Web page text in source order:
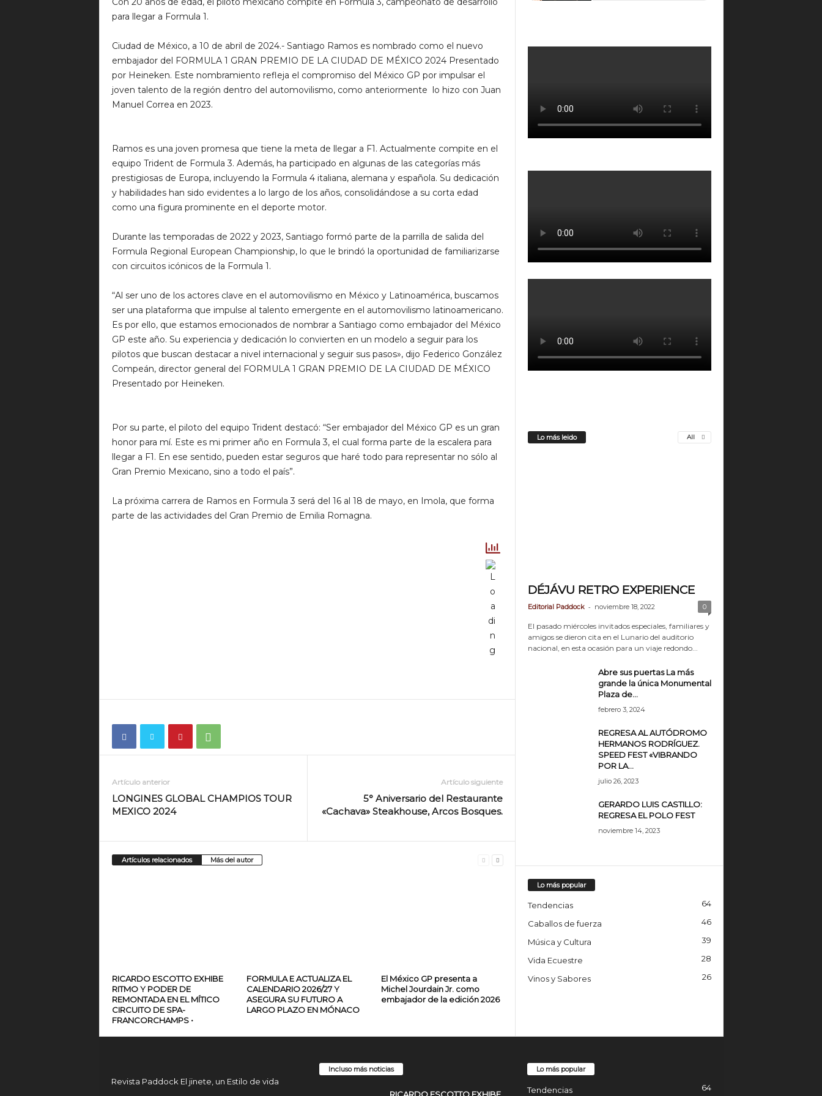
para llegar a Formula 1.
Ciudad de México, a 10 de abril de 2024.- Santiago Ramos es nombrado como el nuevo
embajador del FORMULA 1 GRAN PREMIO DE LA CIUDAD DE MÉXICO 2024 Presentado
por Heineken. Este nombramiento refleja el compromiso del México GP por impulsar el
joven talento de la región dentro del automovilismo, como anteriormente lo hizo con Juan
Manuel Correa en 2023.
Ramos es una joven promesa que tiene la meta de llegar a F1. Actualmente compite en el
equipo Trident de Formula 3. Además, ha participado en algunas de las categorías más
prestigiosas de Europa, incluyendo la Formula 4 italiana, alemana y española. Su dedicación
y habilidades han sido evidentes a lo largo de los años, consolidándose a su corta edad
como una figura prominente en el deporte motor.
Durante las temporadas de 2022 y 2023, Santiago formó parte de la parrilla de salida del
Formula Regional European Championship, lo que le brindó la oportunidad de familiarizarse
con circuitos icónicos de la Formula 1.
“Al ser uno de los actores clave en el automovilismo en México y Latinoamérica, buscamos
ser una plataforma que impulse al talento emergente en el automovilismo latinoamericano.
Es por ello, que estamos emocionados de nombrar a Santiago como embajador del México
GP este año. Su experiencia y dedicación lo convierten en un modelo a seguir para los
pilotos que buscan destacar a nivel internacional y seguir sus pasos», dijo Federico González
Compeán, director general del FORMULA 1 GRAN PREMIO DE LA CIUDAD DE MÉXICO
Presentado por Heineken.
Por su parte, el piloto del equipo Trident destacó: “Ser embajador del México GP es un gran
honor para mí. Este es mi primer año en Formula 3, el cual forma parte de la escalera para
llegar a F1. En ese sentido, pueden estar seguros que haré todo para representar no sólo al
Gran Premio Mexicano, sino a todo el país”.
La próxima carrera de Ramos en Formula 3 será del 16 al 18 de mayo, en Imola, que forma
parte de las actividades del Gran Premio de Emilia Romagna.
Artículo anterior
LONGINES GLOBAL CHAMPIOS TOUR
MEXICO 2024
Artículo siguiente
5° Aniversario del Restaurante
«Cachava» Steakhouse, Arcos Bosques.
Artículos relacionados Más del autor
RICARDO ESCOTTO EXHIBE
RITMO Y PODER DE
REMONTADA EN EL MÍTICO
CIRCUITO DE SPA-
FRANCORCHAMPS •
FORMULA E ACTUALIZA EL
CALENDARIO 2026/27 Y
ASEGURA SU FUTURO A
LARGO PLAZO EN MÓNACO
El México GP presenta a
Michel Jourdain Jr. como
embajador de la edición 2026
Lo más leido All
DÉJÁVU RETRO EXPERIENCE
Editorial Paddock - noviembre 18, 2022 0
El pasado miércoles invitados especiales, familiares y
amigos se dieron cita en el Lunario del auditorio
nacional, en esta ocasión para un viaje redondo...
Abre sus puertas La más
grande la única Monumental
Plaza de...
febrero 3, 2024
REGRESA AL AUTÓDROMO
HERMANOS RODRÍGUEZ.
SPEED FEST «VIBRANDO
POR LA...
julio 26, 2023
GERARDO LUIS CASTILLO:
REGRESA EL POLO FEST
noviembre 14, 2023
Lo más popular
Tendencias 64
Caballos de fuerza 46
Música y Cultura 39
Vida Ecuestre 28
Vinos y Sabores 26
Revista Paddock El jinete, un Estilo de vida
Incluso más noticias Lo más popular
Tendencias 64